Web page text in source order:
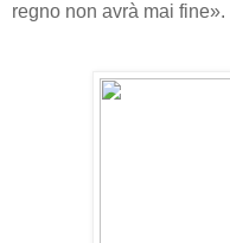
regno non avrà mai fine».